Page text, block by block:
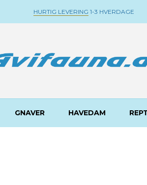
HURTIG LEVERING 1-3 HVERDAGE
GNAVER HAVEDAM